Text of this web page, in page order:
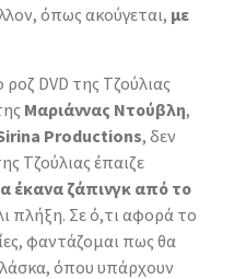
όπως ακούγεται, με
DVD της Τζούλιας
Μαριάννας Ντούβλη,
Productions, δεν
Τζούλιας έπαιζε
έκανα ζάπινγκ από το
πλήξη. Σε ό,τι αφορά το
φαντάζομαι πως θα
όπου υπάρχουν